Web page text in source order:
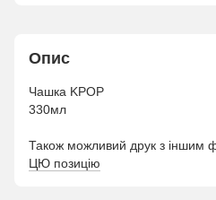
Опис
Чашка KPOP
330мл
Також можливий друк з іншим
ЦЮ позицію